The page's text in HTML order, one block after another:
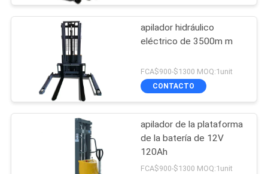
apilador hidráulico
eléctrico de 3500m m
FCA$900-$1300 MOQ:1unit
CONTACTO
apilador de la plataforma
de la batería de 12V
120Ah
FCA$900-$1300 MOQ:1unit